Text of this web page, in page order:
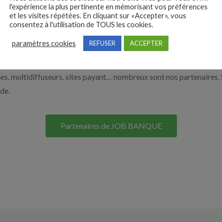
site. Découvrez nos solutions pour vous aider à recruter en
Nos solutions entreprises
multidiffuseurs, sites payant… nombreux sont nos partenaires.
Partenaires de JOB BANQUE
l'expérience la plus pertinente en mémorisant vos préférences
et les visites répétées. En cliquant sur «Accepter», vous
consentez à l'utilisation de TOUS les cookies.
paramètres cookies REFUSER ACCEPTER